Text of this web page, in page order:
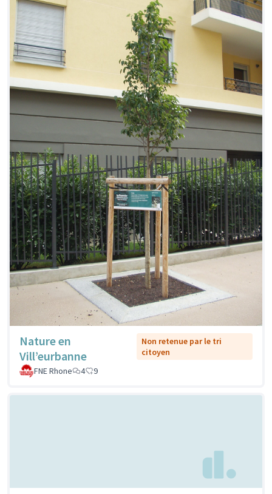
Nature en
Vill’eurbanne
Non retenue par le tri
citoyen
FNE Rhone
4 9